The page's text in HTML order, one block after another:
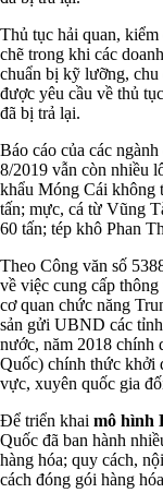
Thủ tục hải quan,
chẽ trong khi các
chuẩn bị kỹ lưỡng, chu
được yêu cầu về thủ
đã bị trả lại.
Báo cáo của các
8/2019 vẫn còn nhiều
khẩu Móng Cái không
tấn; mực, cá từ Vũng
60 tấn; tép khô Phan
Theo Công văn số
về việc cung cấp
cơ quan chức năng
sản gửi UBND các
nước, năm 2018
Quốc) chính thức khởi
vực, xuyên quốc gia
Để triển khai mô hình
Quốc đã ban hành
hàng hóa; quy cách,
cách đóng gói hàng